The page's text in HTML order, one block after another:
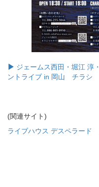
ジェームス西田・堀江 淳
ントライブ in 岡山 チラシ
(関連サイト)
ライブハウス デスペラード